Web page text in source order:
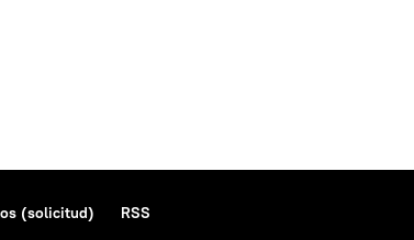
(solicitud)
RSS